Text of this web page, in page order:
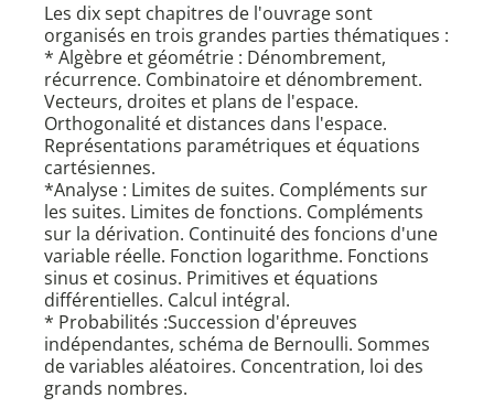
Les dix sept chapitres de l'ouvrage sont
organisés en trois grandes parties thématiques :
* Algèbre et géométrie : Dénombrement,
récurrence. Combinatoire et dénombrement.
Vecteurs, droites et plans de l'espace.
Orthogonalité et distances dans l'espace.
Représentations paramétriques et équations
cartésiennes.
*Analyse : Limites de suites. Compléments sur
les suites. Limites de fonctions. Compléments
sur la dérivation. Continuité des foncions d'une
variable réelle. Fonction logarithme. Fonctions
sinus et cosinus. Primitives et équations
différentielles. Calcul intégral.
* Probabilités :Succession d'épreuves
indépendantes, schéma de Bernoulli. Sommes
de variables aléatoires. Concentration, loi des
grands nombres.